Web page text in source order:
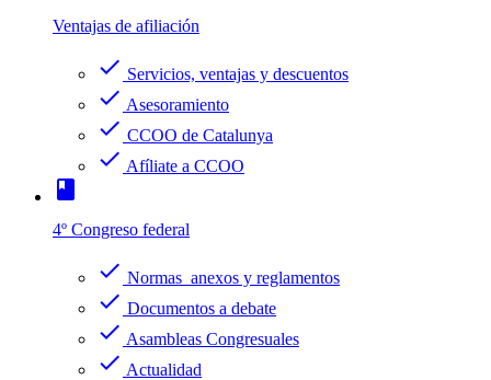
Ventajas de afiliación
check Servicios, ventajas y descuentos
check Asesoramiento
check CCOO de Catalunya
check Afíliate a CCOO
book
4º Congreso federal
check Normas anexos y reglamentos
check Documentos a debate
check Asambleas Congresuales
check Actualidad